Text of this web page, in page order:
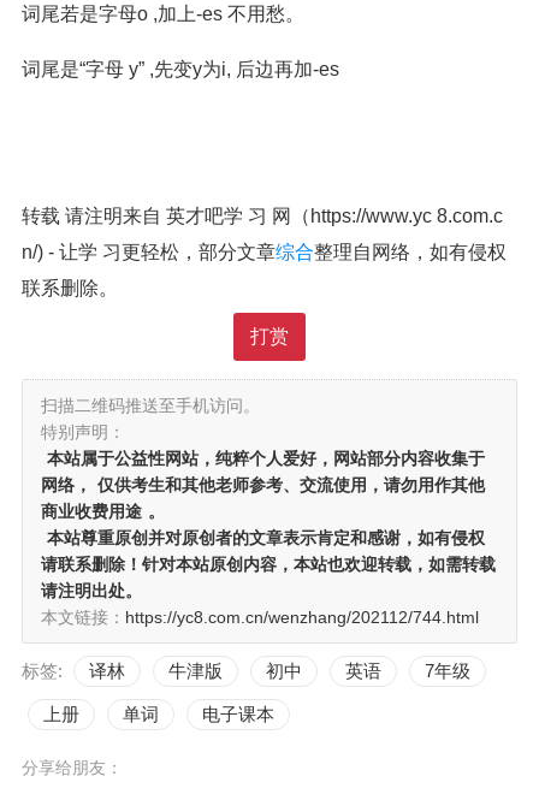
词尾若是字母o ,加上-es 不用愁。
词尾是“字母 y” ,先变y为i, 后边再加-es
转载 请注明来自 英才吧学 习 网（https://www.yc 8.com.c
n/) - 让学 习更轻松，部分文章综合整理自网络，如有侵权
联系删除。
打赏
扫描二维码推送至手机访问。
特别声明：
本站属于公益性网站，纯粹个人爱好，网站部分内容收集于
网络，
仅供考生和其他老师参考、交流使用，请勿用作其他
商业收费用途 。
本站尊重原创并对原创者的文章表示肯定和感谢，如有侵权
请联系删除！针对本站原创内容，本站也欢迎转载，如需转载
请注明出处。
本文链接： https://yc8.com.cn/wenzhang/202112/744.html
标签: 译林 牛津版 初中 英语 7年级
上册 单词 电子课本
分享给朋友：